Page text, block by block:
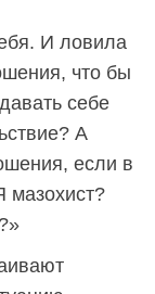
И ловила
что бы
себе
А
если в
мазохист?